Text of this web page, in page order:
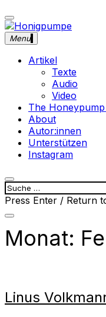
close
sidebar
Skip
to
Honigpumpe
Magazin gegen das
Musik ・Theater ・
Menu
Artikel
Texte
Audio
Video
The
About
Autor:innen
Unterstützen
Instagram
open
search
form
Suche
nach:
Press Enter / Return
close
search
form
Monat:
Linus